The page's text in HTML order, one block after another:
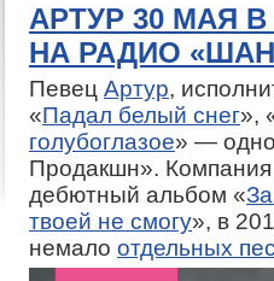
АРТУР 30 МАЯ
НА РАДИО
Певец Артур,
«Падал белый снег»,
голубоглазое» —
Продакшн».
дебютный альбом «
твоей не смогу», в
немало отдельных